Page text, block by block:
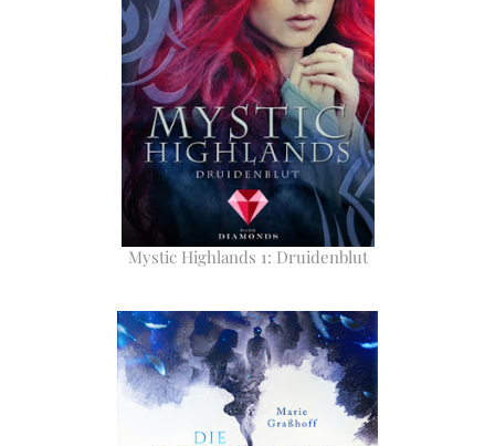
Mystic Highlands 1: Druidenblut